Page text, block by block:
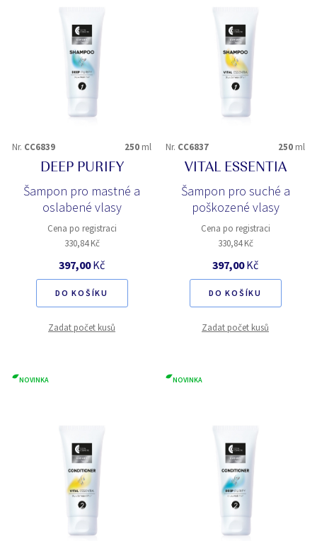
Nr. CC6839 250 ml
DEEP PURIFY
Šampon pro mastné a
oslabené vlasy
Cena po registraci
330,84 Kč
397,00Kč
DO KOŠÍKU
Zadat počet kusů
Nr. CC6837 250 ml
VITAL ESSENTIA
Šampon pro suché a
poškozené vlasy
Cena po registraci
330,84 Kč
397,00Kč
DO KOŠÍKU
Zadat počet kusů
NOVINKA NOVINKA